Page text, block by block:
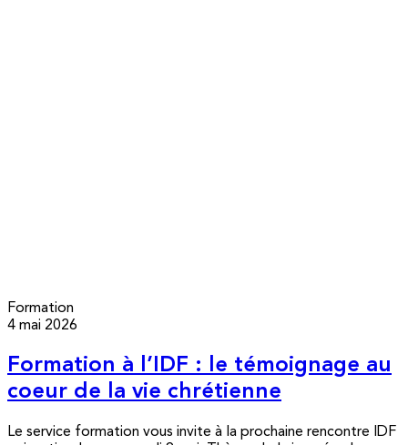
Formation
4 mai 2026
Formation à l’IDF : le témoignage au
coeur de la vie chrétienne
Le service formation vous invite à la prochaine rencontre IDF